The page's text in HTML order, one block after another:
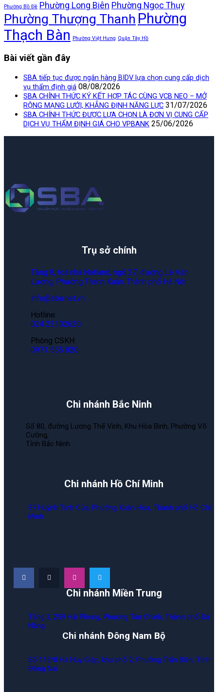
Phường Bồ Đề Phường Long Biên Phường Ngọc Thụy
Phường Thượng Thanh Phường
Thạch Bàn
Phường Việt Hưng Quận Tây Hồ
Bài viết gần đây
SBA tiếp tục được ngân hàng BIDV lựa chọn cung cấp dịch
vụ thẩm định giá 08/08/2026
SBA CHÍNH THỨC KÝ KẾT HỢP TÁC CÙNG VCB NEO – MỞ
RỘNG MẠNG LƯỚI, KHẲNG ĐỊNH NĂNG LỰC 31/07/2026
SBA CHÍNH THỨC ĐƯỢC LỰA CHỌN LÀ ĐƠN VỊ CUNG CẤP
DỊCH VỤ THẨM ĐỊNH GIÁ CHO VPBANK 25/06/2026
Trụ sở chính
Tầng 8, toà nhà Netland, ngõ 27, đường Lê Văn
Lương, Phường Thanh Xuân, Thành phố Hà Nội
info@sba.net.vn
Hotline:
024 22102620
Phòng CSKH:
0971 555 820
Chi nhánh Bắc Ninh
Số 80, đường Lương Thế Vinh, Khu Hòa Bình, Phường Võ
Cường,
Tỉnh Bắc Ninh
Chi nhánh Hồ Chí Minh
37 Huỳnh Tịnh Của, Phường Xuân Hòa, Thành phố Hồ Chí
Minh
Chi nhánh Miền Trung
Tầng 3, 259 Hải Phòng, Phường Tân Chính, Thành phố Đà
Nẵng
Chi nhánh Đông Nam Bộ
Số 119/8 Hà Huy Giáp, khu phố 2, Phường Trấn Biên, Tỉnh
Đồng Nai